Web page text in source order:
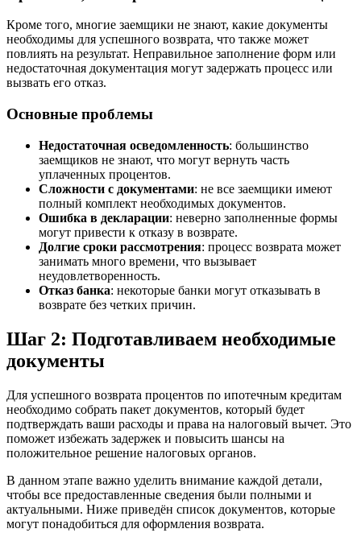
Кроме того, многие заемщики не знают, какие документы
необходимы для успешного возврата, что также может
повлиять на результат. Неправильное заполнение форм или
недостаточная документация могут задержать процесс или
вызвать его отказ.
Основные проблемы
Недостаточная осведомленность: большинство
заемщиков не знают, что могут вернуть часть
уплаченных процентов.
Сложности с документами: не все заемщики имеют
полный комплект необходимых документов.
Ошибка в декларации: неверно заполненные формы
могут привести к отказу в возврате.
Долгие сроки рассмотрения: процесс возврата может
занимать много времени, что вызывает
неудовлетворенность.
Отказ банка: некоторые банки могут отказывать в
возврате без четких причин.
Шаг 2: Подготавливаем необходимые
документы
Для успешного возврата процентов по ипотечным кредитам
необходимо собрать пакет документов, который будет
подтверждать ваши расходы и права на налоговый вычет. Это
поможет избежать задержек и повысить шансы на
положительное решение налоговых органов.
В данном этапе важно уделить внимание каждой детали,
чтобы все предоставленные сведения были полными и
актуальными. Ниже приведён список документов, которые
могут понадобиться для оформления возврата.